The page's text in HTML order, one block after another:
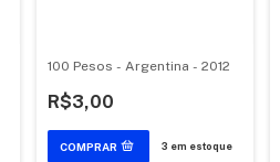
100 Pesos - Argentina - 2012
R$3,00
3 em estoque